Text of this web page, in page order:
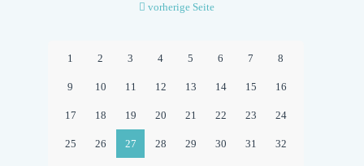
vorherige Seite
1 2 3 4 5 6 7 8
9 10 11 12 13 14 15 16
17 18 19 20 21 22 23 24
25 26 27 28 29 30 31 32